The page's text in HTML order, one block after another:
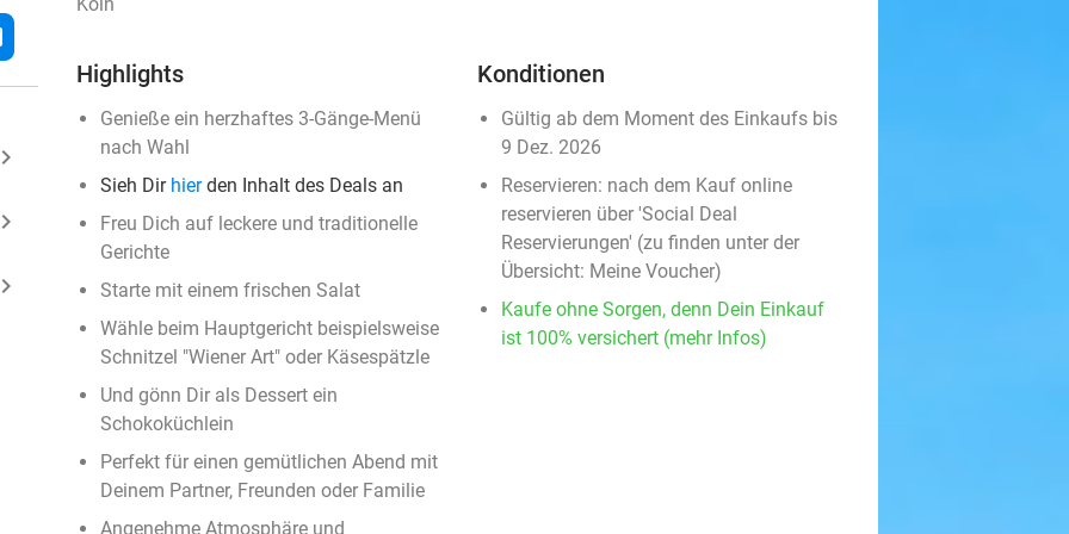
keyboard_arrow_right
keyboard_arrow_right
keyboard_arrow_right
Highlights
Genieße ein herzhaftes 3-Gänge-Menü
nach Wahl
Sieh Dir hierden Inhalt des Deals an
Freu Dich auf leckere und traditionelle
Gerichte
Starte mit einem frischen Salat
Wähle beim Hauptgericht beispielsweise
Schnitzel "Wiener Art" oder Käsespätzle
Und gönn Dir als Dessert ein
Schokoküchlein
Perfekt für einen gemütlichen Abend mit
Deinem Partner, Freunden oder Familie
Angenehme Atmosphäre und
Konditionen
Gültig ab dem Moment des Einkaufs bis
9 Dez. 2026
Reservieren: nach dem Kauf online
reservieren über 'Social Deal
Reservierungen' (zu finden unter der
Übersicht: Meine Voucher)
Kaufe ohne Sorgen, denn Dein Einkauf
ist 100% versichert (mehr Infos)